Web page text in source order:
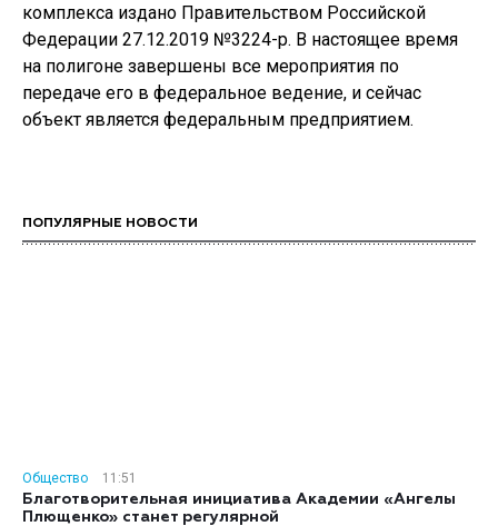
комплекса издано Правительством Российской
Федерации 27.12.2019 №3224-р. В настоящее время
на полигоне завершены все мероприятия по
передаче его в федеральное ведение, и сейчас
объект является федеральным предприятием.
ПОПУЛЯРНЫЕ НОВОСТИ
Общество
11:51
Благотворительная инициатива Академии «Ангелы
Плющенко» станет регулярной